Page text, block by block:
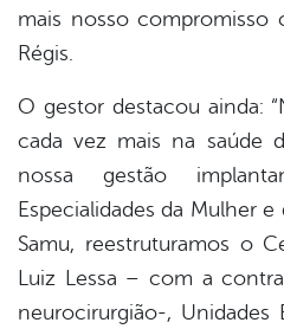
mais nosso compromisso
Régis.
O gestor destacou ainda:
cada vez mais na saúde
nossa gestão
Especialidades da Mulher
Samu, reestruturamos o
Luiz Lessa – com a
neurocirurgião-, Unidades